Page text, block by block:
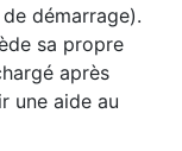
démarrage).
sa propre
après
une aide au